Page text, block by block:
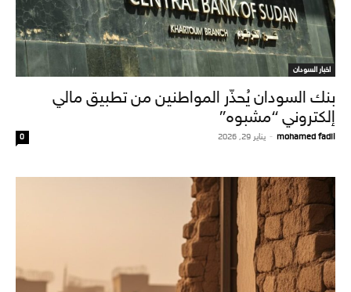
اخبار السودان
بنك السودان يُحذّر المواطنين من تطبيق مالي
إلكتروني “مشبوه”
mohamed fadil
- يناير 29, 2026 0